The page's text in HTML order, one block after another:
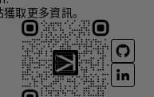
取更多資訊。